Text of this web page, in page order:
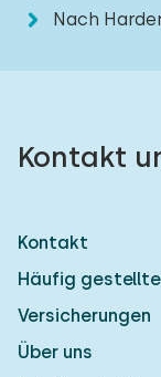
Nach
Kontakt
Kontakt
Häufig gestellte
Versicherungen
Über uns